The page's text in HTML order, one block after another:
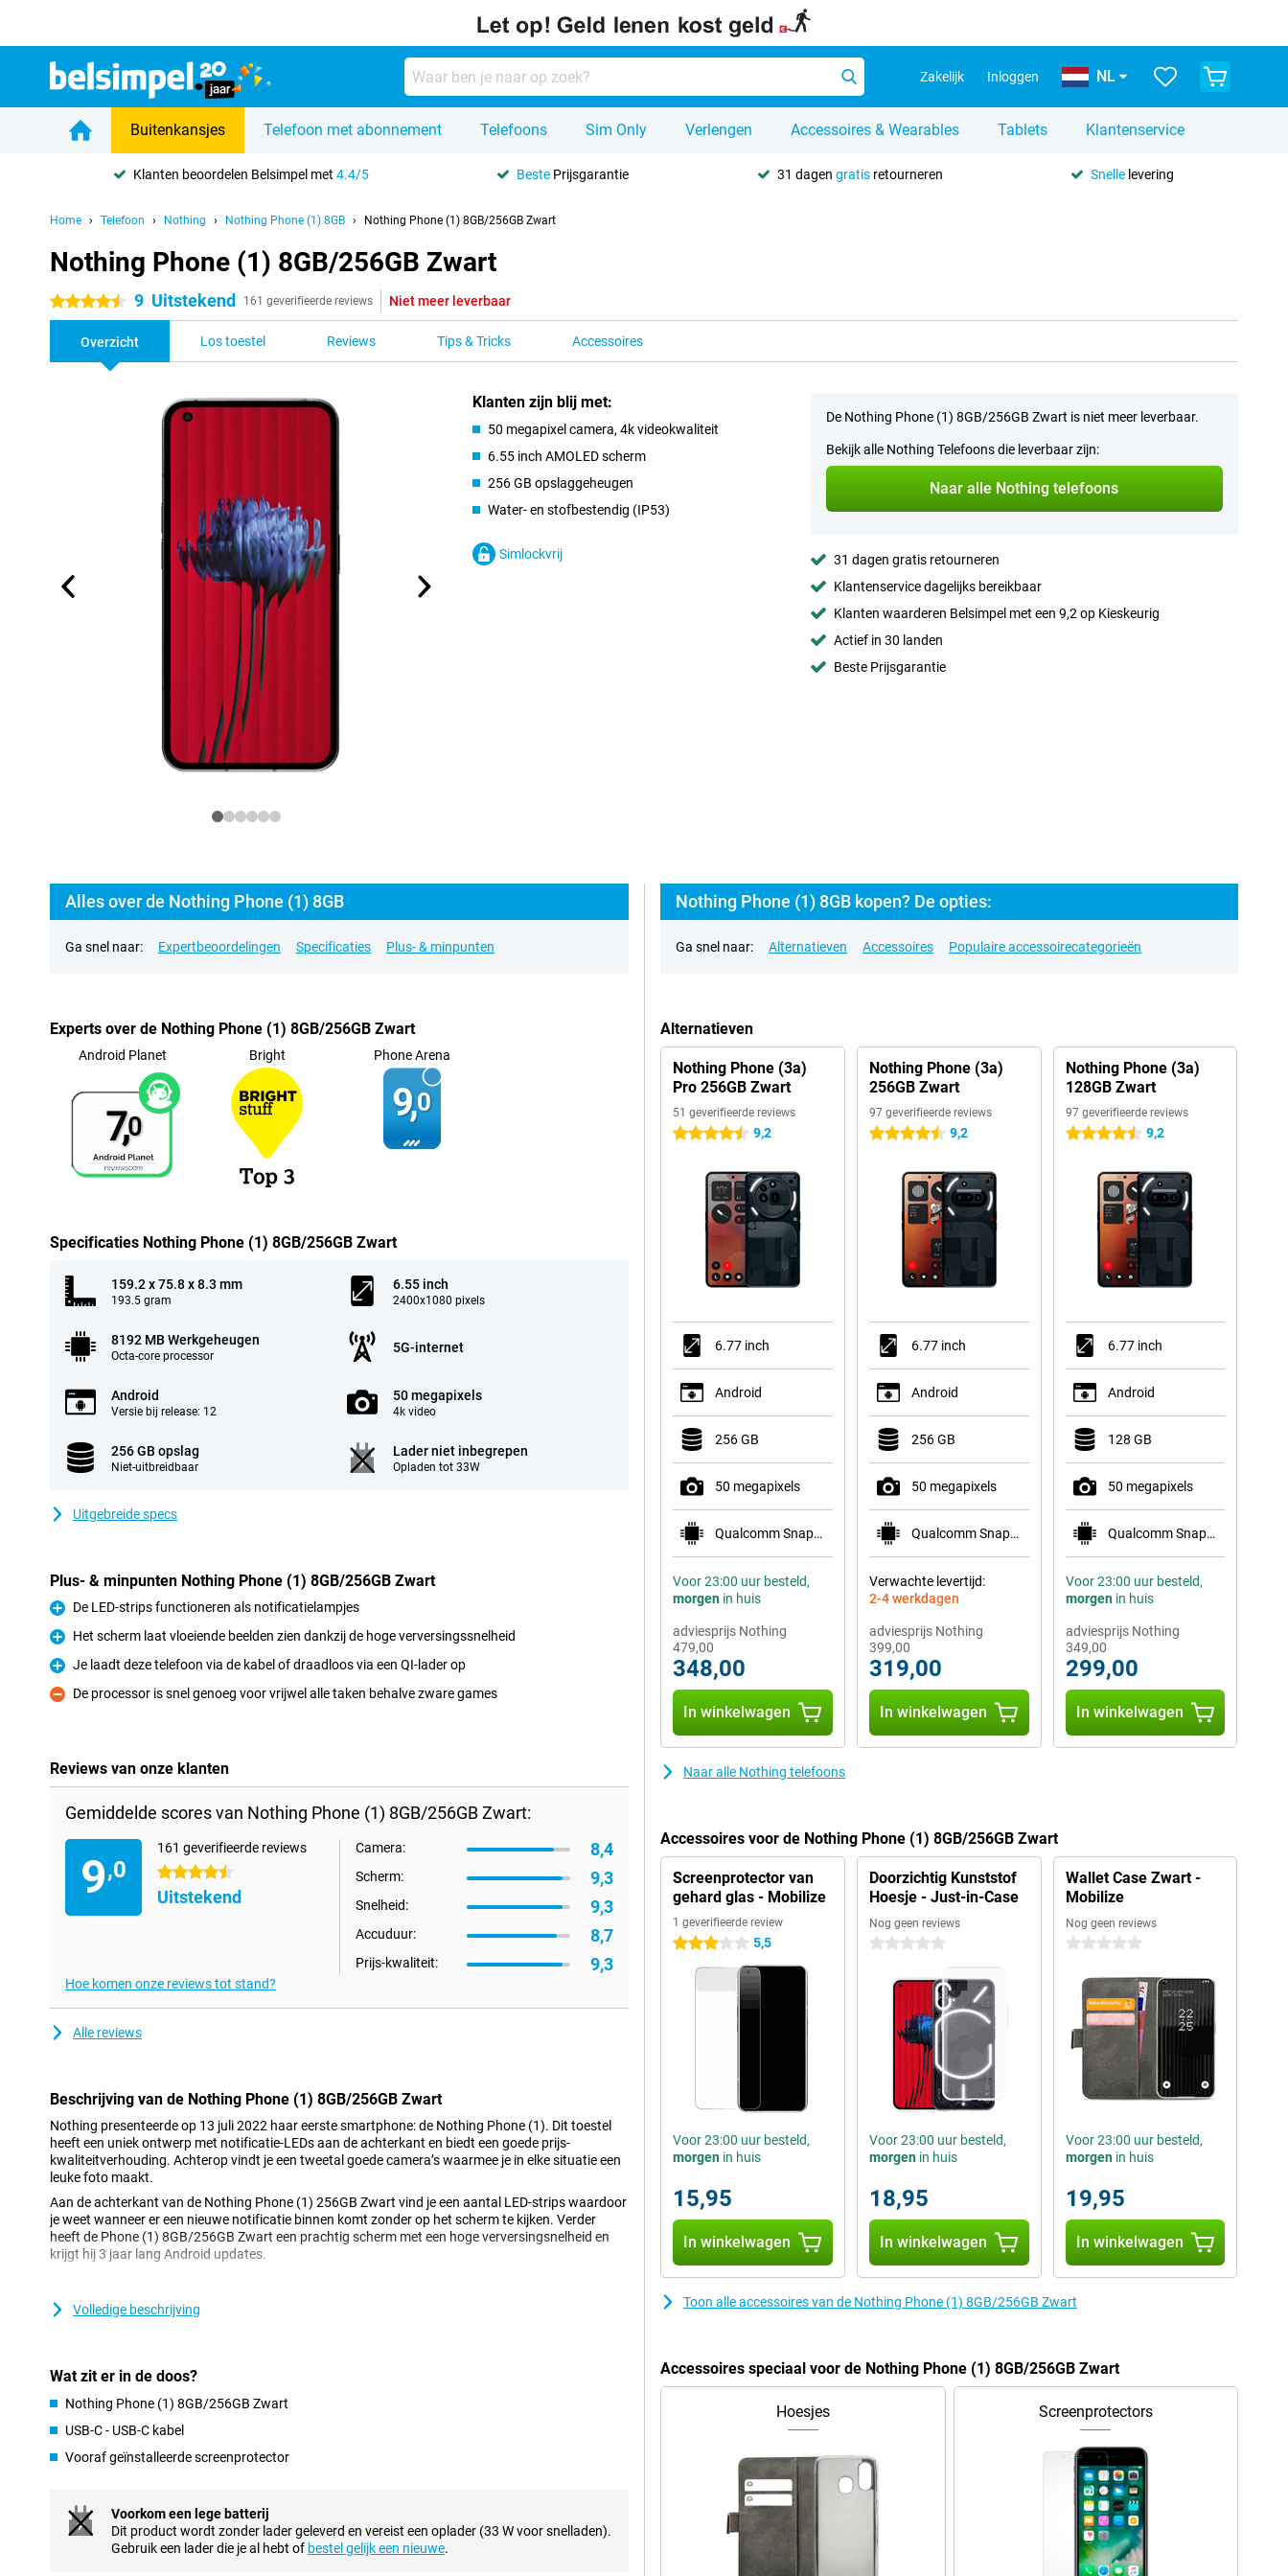
Zakelijk Inloggen NL
Buitenkansjes Telefoon met abonnement Telefoons Sim Only Verlengen Accessoires & Wearables Tablets Klantenservice
Klanten beoordelen Belsimpel met4.4/5 Beste Prijsgarantie 31 dagen gratisretourneren Snellelevering
Home Telefoon Nothing Nothing Phone (1) 8GB Nothing Phone (1) 8GB/256GB Zwart
Nothing Phone (1) 8GB/256GB Zwart
4.5 sterren 9 Uitstekend 161 geverifieerde reviews Niet meer leverbaar
Overzicht Los toestel Reviews Tips & Tricks Accessoires
Klanten zijn blij met:
50 megapixel camera, 4k videokwaliteit
6.55 inch AMOLED scherm
256 GB opslaggeheugen
Water- en stofbestendig (IP53)
Simlockvrij
De Nothing Phone (1) 8GB/256GB Zwart is niet meer leverbaar.
Bekijk alle Nothing Telefoons die leverbaar zijn:
Naar alle Nothing telefoons
31 dagen gratis retourneren
Klantenservice dagelijks bereikbaar
Klanten waarderen Belsimpel met een 9,2 op Kieskeurig
Actief in 30 landen
Beste Prijsgarantie
Alles over de Nothing Phone (1) 8GB
Ga snel naar: Expertbeoordelingen Specificaties Plus- & minpunten
Experts over de Nothing Phone (1) 8GB/256GB Zwart
Android Planet
7,0
Bright Phone Arena
9,0
Specificaties Nothing Phone (1) 8GB/256GB Zwart
159.2 x 75.8 x 8.3 mm
193.5 gram
6.55 inch
2400x1080 pixels
8192 MB Werkgeheugen
Octa-core processor
5G-internet
Android
Versie bij release: 12
50 megapixels
4k video
256 GB opslag
Niet-uitbreidbaar
Lader niet inbegrepen
Opladen tot 33W
Uitgebreide specs
Plus- & minpunten Nothing Phone (1) 8GB/256GB Zwart
Pluspunt
De LED-strips functioneren als notificatielampjes
Pluspunt
Het scherm laat vloeiende beelden zien dankzij de hoge verversingssnelheid
Pluspunt
Je laadt deze telefoon via de kabel of draadloos via een QI-lader op
Minpunt
De processor is snel genoeg voor vrijwel alle taken behalve zware games
Reviews van onze klanten
Gemiddelde scores van Nothing Phone (1) 8GB/256GB Zwart:
9,0
161 geverifieerde reviews
4.5 sterren
Uitstekend
Camera: 8,4
Scherm: 9,3
Snelheid: 9,3
Accuduur: 8,7
Prijs-kwaliteit: 9,3
Hoe komen onze reviews tot stand?
Alle reviews
Beschrijving van de Nothing Phone (1) 8GB/256GB Zwart
Nothing presenteerde op 13 juli 2022 haar eerste smartphone: de Nothing Phone (1). Dit toestel
heeft een uniek ontwerp met notificatie-LEDs aan de achterkant en biedt een goede prijs-
kwaliteitverhouding. Achterop vindt je een tweetal goede camera’s waarmee je in elke situatie een
leuke foto maakt.
Aan de achterkant van de Nothing Phone (1) 256GB Zwart vind je een aantal LED-strips waardoor
je weet wanneer er een nieuwe notificatie binnen komt zonder op het scherm te kijken. Verder
heeft de Phone (1) 8GB/256GB Zwart een prachtig scherm met een hoge verversingsnelheid en
krijgt hij 3 jaar lang Android updates.
Het scherm van de Nothing Phone (1) laat erg mooie kleuren zien doordat het gebruik maakt van
Het meest opvallende aan het ontwerp van de Nothing Phone (1) is de achterkant. Hiervoor is
doorzichtig glas gebruikt zodat je een deel van de binnenkant van de telefoon kunt zien.
Daarnaast zijn er meerdere LED-strips die je gebruikt voor je notificaties en om bijvoorbeeld te zien
hoever je batterij al is opgeladen.
Snel en draadloos laden
De batterij van deze Nothing Phone (1) heeft een capaciteit van 4500 mAh waardoor je hem de
hele dag gebruikt zonder over een lege batterij in te zitten. Opladen gaat met een maximaal
Volledige beschrijving
Wat zit er in de doos?
Nothing Phone (1) 8GB/256GB Zwart
USB-C - USB-C kabel
Vooraf geïnstalleerde screenprotector
Voorkom een lege batterij
Dit product wordt zonder lader geleverd en vereist een oplader (33 W voor snelladen).
Gebruik een lader die je al hebt of bestel gelijk een nieuwe.
Nothing Phone (1) 8GB kopen? De opties:
Ga snel naar: Alternatieven Accessoires Populaire accessoirecategorieën
Alternatieven
Nothing Phone (3a)
Pro 256GB Zwart
51 geverifieerde reviews
4.5 sterren 9,2
6.77 inch
Android
256 GB
50 megapixels
Qualcomm Snapdragon 7s Gen 3
Voor 23:00 uur besteld,
morgen in huis
479,00
adviesprijs Nothing
348,00
In winkelwagen
Nothing Phone (3a)
256GB Zwart
97 geverifieerde reviews
4.5 sterren 9,2
6.77 inch
Android
256 GB
50 megapixels
Qualcomm Snapdragon 7s Gen 3
Verwachte levertijd:
2-4 werkdagen
399,00
adviesprijs Nothing
319,00
In winkelwagen
Nothing Phone (3a)
128GB Zwart
97 geverifieerde reviews
4.5 sterren 9,2
6.77 inch
Android
128 GB
50 megapixels
Qualcomm Snapdragon 7s Gen 3
Voor 23:00 uur besteld,
morgenin huis
349,00
adviesprijs Nothing
299,00
In winkelwagen
Naar alle Nothing telefoons
Accessoires voor de Nothing Phone (1) 8GB/256GB Zwart
Screenprotector van
gehard glas - Mobilize
1 geverifieerde review
3 sterren 5,5
Voor 23:00 uur besteld,
morgen in huis
15,95
In winkelwagen
Doorzichtig Kunststof
Hoesje - Just-in-Case
Nog geen reviews
0 sterren
Voor 23:00 uur besteld,
morgenin huis
18,95
In winkelwagen
Wallet Case Zwart -
Mobilize
Nog geen reviews
0 sterren
Voor 23:00 uur besteld,
morgenin huis
19,95
In winkelwagen
Toon alle accessoires van de Nothing Phone (1) 8GB/256GB Zwart
Accessoires speciaal voor de Nothing Phone (1) 8GB/256GB Zwart
Hoesjes Screenprotectors